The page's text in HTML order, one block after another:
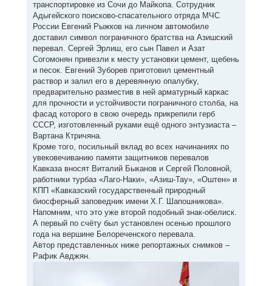
транспортировке из Сочи до Майкопа. Сотрудник
Адыгейского поисково-спасательного отряда МЧС
России Евгений Рыжков на личном автомобиле
доставил символ пограничного братства на Азишский
перевал. Сергей Эрлиш, его сын Павел и Азат
Согомонян привезли к месту установки цемент, щебень
и песок. Евгений Зуборев приготовил цементный
раствор и залил его в деревянную опалубку,
предварительно разместив в ней арматурный каркас
для прочности и устойчивости пограничного столба, на
фасад которого в свою очередь прикрепили герб
СССР, изготовленный руками ещё одного энтузиаста –
Вартана Ктричяна.
Кроме того, посильный вклад во всех начинаниях по
увековечиванию памяти защитников перевалов
Кавказа вносят Виталий Быканов и Сергей Половной,
работники турбаз «Лаго-Наки», «Азиш-Тау», «Оштен» и
КПП «Кавказский государственный природный
биосферный заповедник имени Х.Г. Шапошникова».
Напомним, что это уже второй подобный знак-обелиск.
А первый по счёту был установлен осенью прошлого
года на вершине Белореченского перевала.
Автор представленных ниже репортажных снимков –
Рафик Авджян.